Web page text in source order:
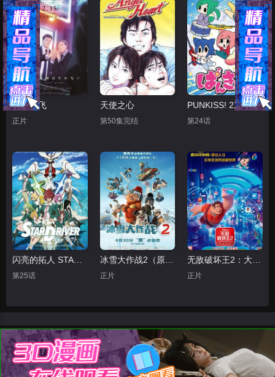
鸣鸟不飞
正片
天使之心
第50集完结
PUNKISS! 2次元
第24话
第25话
冰雪大作战2（原声版）
正片 正片